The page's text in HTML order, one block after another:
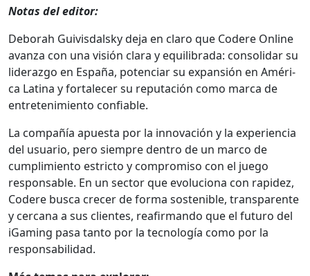
Notas del edi­tor:
Deb­o­rah Guiv­is­dal­sky deja en claro que Codere Online
avan­za con una visión clara y equi­li­bra­da: con­sol­i­dar su
lid­er­az­go en España, poten­ciar su expan­sión en Améri­
ca Lati­na y for­t­ale­cer su rep­utación como mar­ca de
entreten­imien­to con­fi­able.
La com­pañía apues­ta por la inno­vación y la expe­ri­en­cia
del usuario, pero siem­pre den­tro de un mar­co de
cumplim­ien­to estric­to y com­pro­miso con el juego
respon­s­able. En un sec­tor que evolu­ciona con rapi­dez,
Codere bus­ca cre­cer de for­ma sostenible, trans­par­ente
y cer­cana a sus clientes, reafir­man­do que el futuro del
iGam­ing pasa tan­to por la tec­nología como por la
respon­s­abil­i­dad.